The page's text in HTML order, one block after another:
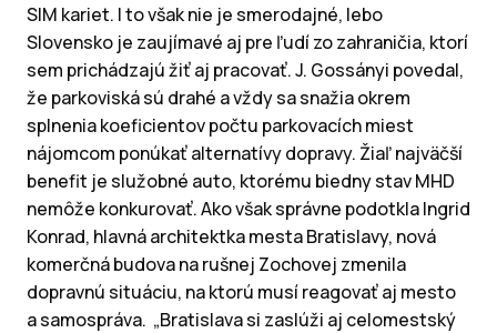
SIM kariet. I to však nie je smerodajné, lebo
Slovensko je zaujímavé aj pre ľudí zo zahraničia, ktorí
sem prichádzajú žiť aj pracovať. J. Gossányi povedal,
že parkoviská sú drahé a vždy sa snažia okrem
splnenia koeficientov počtu parkovacích miest
nájomcom ponúkať alternatívy dopravy. Žiaľ najväčší
benefit je služobné auto, ktorému biedny stav MHD
nemôže konkurovať. Ako však správne podotkla Ingrid
Konrad, hlavná architektka mesta Bratislavy, nová
komerčná budova na rušnej Zochovej zmenila
dopravnú situáciu, na ktorú musí reagovať aj mesto
a samospráva. „Bratislava si zaslúži aj celomestský